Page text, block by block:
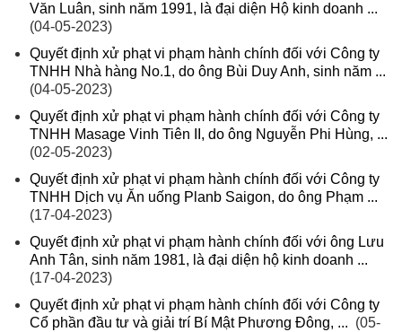
Văn Luân, sinh năm 1991, là đại diện Hộ kinh doanh ...
(04-05-2023)
Quyết định xử phạt vi phạm hành chính đối với Công ty
TNHH Nhà hàng No.1, do ông Bùi Duy Anh, sinh năm ...
(04-05-2023)
Quyết định xử phạt vi phạm hành chính đối với Công ty
TNHH Masage Vinh Tiên II, do ông Nguyễn Phi Hùng, ...
(02-05-2023)
Quyết định xử phạt vi phạm hành chính đối với Công ty
TNHH Dịch vụ Ăn uống Planb Saigon, do ông Phạm ...
(17-04-2023)
Quyết định xử phạt vi phạm hành chính đối với ông Lưu
Anh Tân, sinh năm 1981, là đại diện hộ kinh doanh ...
(17-04-2023)
Quyết định xử phạt vi phạm hành chính đối với Công ty
Cổ phần đầu tư và giải trí Bí Mật Phương Đông, ... (05-